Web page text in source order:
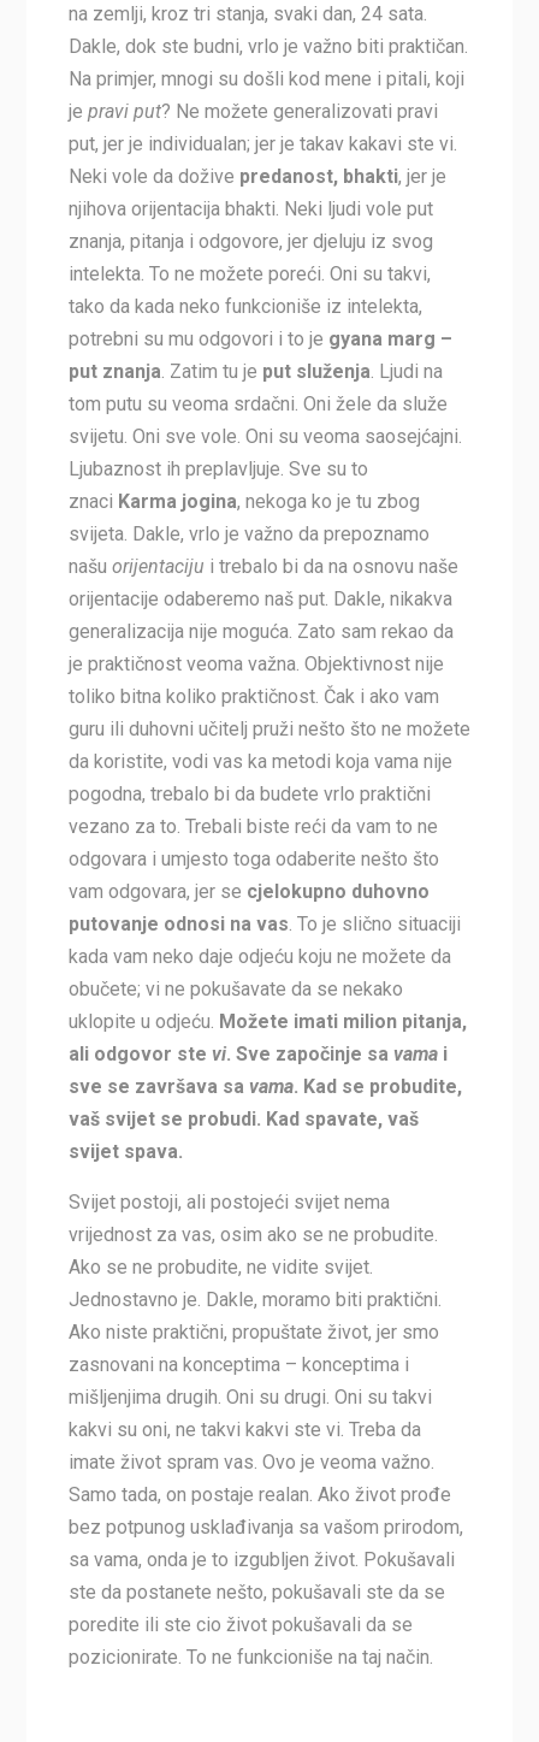
na zemlji, kroz tri stanja, svaki dan, 24 sata.
Dakle, dok ste budni, vrlo je važno biti praktičan.
Na primjer, mnogi su došli kod mene i pitali, koji
je pravi put? Ne možete generalizovati pravi
put, jer je individualan; jer je takav kakavi ste vi.
Neki vole da dožive predanost, bhakti, jer je
njihova orijentacija bhakti. Neki ljudi vole put
znanja, pitanja i odgovore, jer djeluju iz svog
intelekta. To ne možete poreći. Oni su takvi,
tako da kada neko funkcioniše iz intelekta,
potrebni su mu odgovori i to je gyana marg –
put znanja . Zatim tu je put služenja . Ljudi na
tom putu su veoma srdačni. Oni žele da služe
svijetu. Oni sve vole. Oni su veoma saosejćajni.
Ljubaznost ih preplavljuje. Sve su to
znaci Karma jogina, nekoga ko je tu zbog
svijeta. Dakle, vrlo je važno da prepoznamo
našu orijentaciju i trebalo bi da na osnovu naše
orijentacije odaberemo naš put. Dakle, nikakva
generalizacija nije moguća. Zato sam rekao da
je praktičnost veoma važna. Objektivnost nije
toliko bitna koliko praktičnost. Čak i ako vam
guru ili duhovni učitelj pruži nešto što ne možete
da koristite, vodi vas ka metodi koja vama nije
pogodna, trebalo bi da budete vrlo praktični
vezano za to. Trebali biste reći da vam to ne
odgovara i umjesto toga odaberite nešto što
vam odgovara, jer se cjelokupno duhovno
putovanje odnosi na vas . To je slično situaciji
kada vam neko daje odjeću koju ne možete da
obučete; vi ne pokušavate da se nekako
uklopite u odjeću. Možete imati milion pitanja,
ali odgovor ste vi. Sve započinje sa vama i
sve se završava sa vama. Kad se probudite,
vaš svijet se probudi. Kad spavate, vaš
svijet spava.
Svijet postoji, ali postojeći svijet nema
vrijednost za vas, osim ako se ne probudite.
Ako se ne probudite, ne vidite svijet.
Jednostavno je. Dakle, moramo biti praktični.
Ako niste praktični, propuštate život, jer smo
zasnovani na konceptima – konceptima i
mišljenjima drugih. Oni su drugi. Oni su takvi
kakvi su oni, ne takvi kakvi ste vi. Treba da
imate život spram vas. Ovo je veoma važno.
Samo tada, on postaje realan. Ako život prođe
bez potpunog usklađivanja sa vašom prirodom,
sa vama, onda je to izgubljen život. Pokušavali
ste da postanete nešto, pokušavali ste da se
poredite ili ste cio život pokušavali da se
pozicionirate. To ne funkcioniše na taj način.